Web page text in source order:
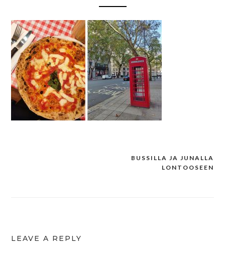
BUSSILLA JA JUNALLA
LONTOOSEEN
LEAVE A REPLY